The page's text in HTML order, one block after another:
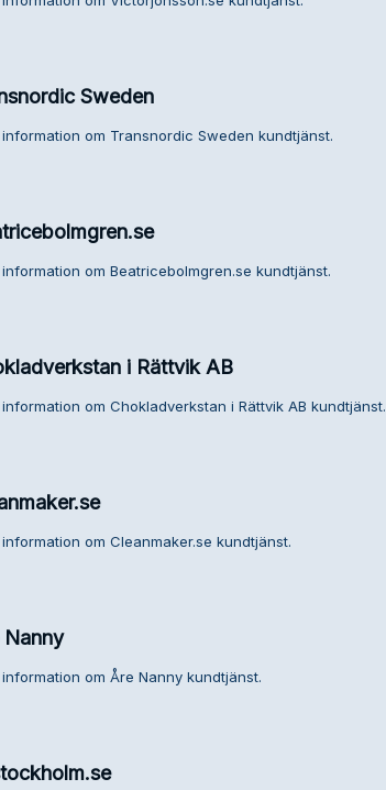
Sweden
om Transnordic Sweden kundtjänst.
om Beatricebolmgren.se kundtjänst.
i Rättvik AB
om Chokladverkstan i Rättvik AB kundtjänst.
om Cleanmaker.se kundtjänst.
Nanny
om Åre Nanny kundtjänst.